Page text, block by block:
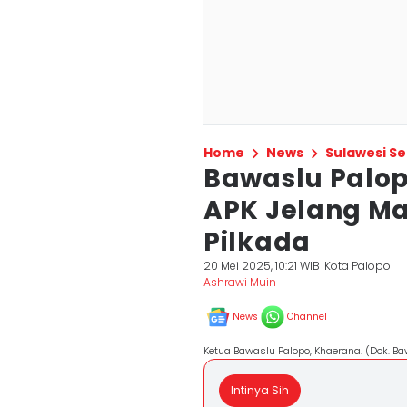
Home News Sulawesi
Bawaslu
APK Jelang
Pilkada
20 Mei 2025, 10:21 WIB Kota Palopo
Ashrawi Muin
News Channel
Ketua Bawaslu Palopo, Khaerana. (Dok.
Intinya Sih